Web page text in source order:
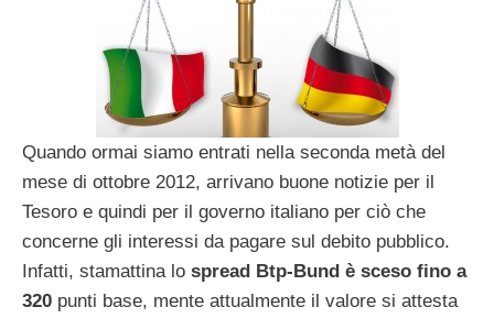
Quando ormai siamo entrati nella seconda metà del
mese di ottobre 2012, arrivano buone notizie per il
Tesoro e quindi per il governo italiano per ciò che
concerne gli interessi da pagare sul debito pubblico.
Infatti, stamattina lo spread Btp-Bund è sceso fino a
320 punti base, mente attualmente il valore si attesta